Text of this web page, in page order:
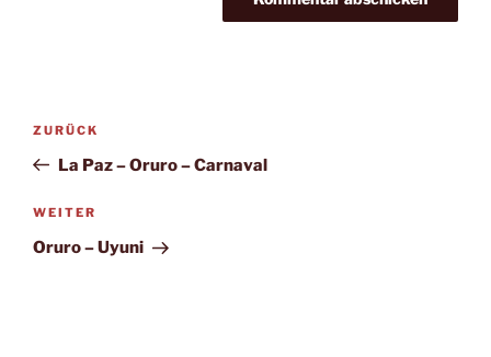
Beitragsnavigation
Vorheriger
Beitrag
ZURÜCK
La Paz – Oruro – Carnaval
Nächster
Beitrag
WEITER
Oruro – Uyuni